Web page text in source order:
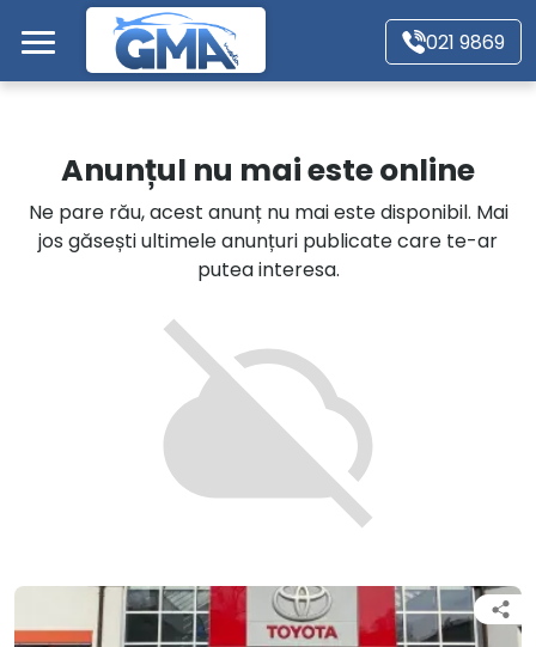
Mergi direct la conținutul principal
021 9869
Autoturisme
Motociclete
Autoutilitare
Alte tipuri vehicule
Anunțul nu mai este online
Ne pare rău, acest anunț nu mai este disponibil. Mai
jos găsești ultimele anunțuri publicate care te-ar
putea interesa.